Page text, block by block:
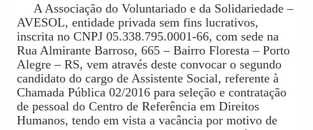
A Associação do Voluntariado e da Solidariedade –
AVESOL, entidade privada sem fins lucrativos,
inscrita no CNPJ 05.338.795.0001-66, com sede na
Rua Almirante Barroso, 665 – Bairro Floresta – Porto
Alegre – RS, vem através deste convocar o segundo
candidato do cargo de Assistente Social, referente à
Chamada Pública 02/2016 para seleção e contratação
de pessoal do Centro de Referência em Direitos
Humanos, tendo em vista a vacância por motivo de